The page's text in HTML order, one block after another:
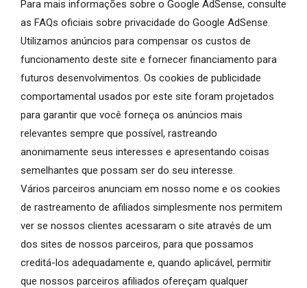
Para mais informações sobre o Google AdSense, consulte
as FAQs oficiais sobre privacidade do Google AdSense.
Utilizamos anúncios para compensar os custos de
funcionamento deste site e fornecer financiamento para
futuros desenvolvimentos. Os cookies de publicidade
comportamental usados ​​por este site foram projetados
para garantir que você forneça os anúncios mais
relevantes sempre que possível, rastreando
anonimamente seus interesses e apresentando coisas
semelhantes que possam ser do seu interesse.
Vários parceiros anunciam em nosso nome e os cookies
de rastreamento de afiliados simplesmente nos permitem
ver se nossos clientes acessaram o site através de um
dos sites de nossos parceiros, para que possamos
creditá-los adequadamente e, quando aplicável, permitir
que nossos parceiros afiliados ofereçam qualquer